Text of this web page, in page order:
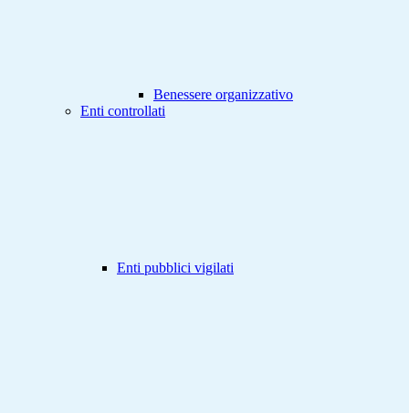
Benessere organizzativo
Enti controllati
Enti pubblici vigilati